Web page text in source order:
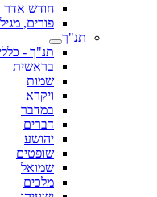
חודש אדר
פורים,
תנ"ך
תנ"ך -
בראשית
שמות
ויקרא
במדבר
דברים
יהושע
שופטים
שמואל
מלכים